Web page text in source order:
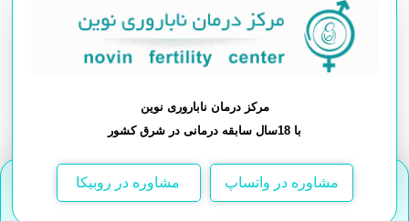
مرکز درمان ناباروری نوین
با 18سال سابقه درمانی در شرق کشور
مشاوره در واتساپ مشاوره در روبیکا